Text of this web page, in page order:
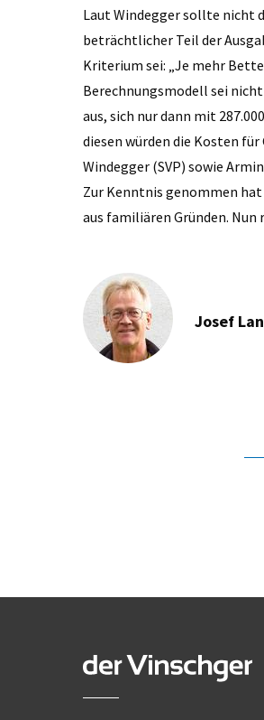
Laut Windegger sollte nicht
beträchtlicher Teil der
Kriterium sei: „Je mehr
Berechnungsmodell sei
aus, sich nur dann mit
diesen würden die Kosten für
Windegger (SVP) sowie
Zur Kenntnis genommen hat
aus familiären Gründen.
Josef